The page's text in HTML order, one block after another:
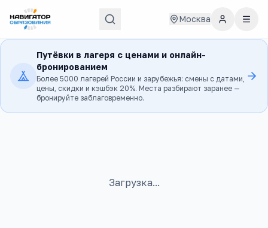
Москва
Путёвки в лагеря с ценами и онлайн-
бронированием
Более 5000 лагерей России и зарубежья: смены с датами,
цены, скидки и кэшбэк 20%. Места разбирают заранее —
бронируйте заблаговременно.
Загрузка...